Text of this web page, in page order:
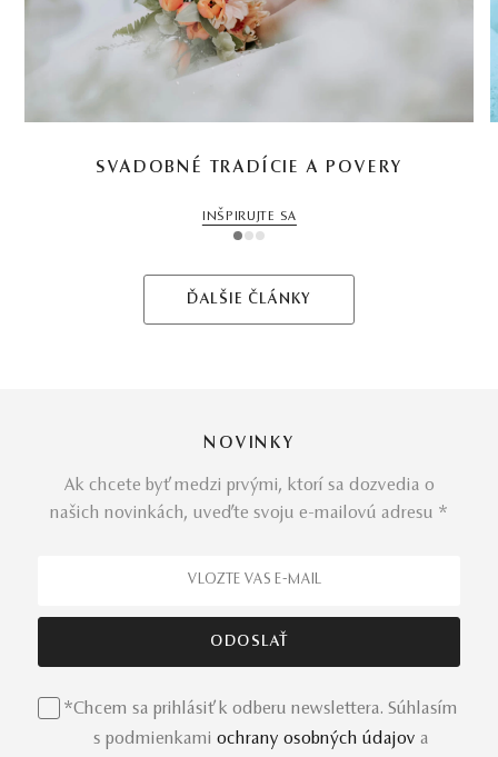
SVADOBNÉ TRADÍCIE A POVERY
INŠPIRUJTE SA
1 2 3
ĎALŠIE ČLÁNKY
NOVINKY
Ak chcete byť medzi prvými, ktorí sa dozvedia o
našich novinkách, uveďte svoju e-mailovú adresu *
*Chcem sa prihlásiť k odberu newslettera. Súhlasím
s podmienkami ochrany osobných údajov a